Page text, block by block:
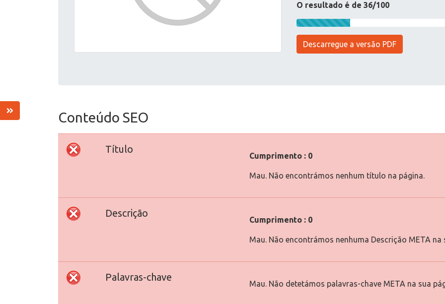
O resultado é de 36/100
Descarregue a versão PDF
Conteúdo SEO
Título
Cumprimento : 0
Mau. Não encontrámos nenhum título na página.
Descrição
Cumprimento : 0
Mau. Não encontrámos nenhuma Descrição META na
Palavras-chave
Mau. Não detetámos palavras-chave META na sua